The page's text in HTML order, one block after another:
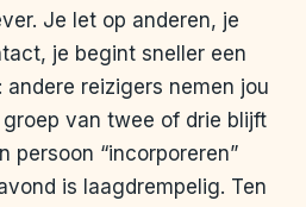
Je let op anderen, je
je begint sneller een
andere reizigers nemen jou
groep van twee of drie blijft
persoon “incorporeren”
is laagdrempelig. Ten